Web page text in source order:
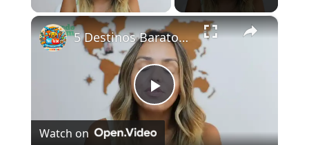
×
Play Video
5 Destinos Baratos no Brasil Para Conhecer e Amar! 🇧🇷✨
Watch on